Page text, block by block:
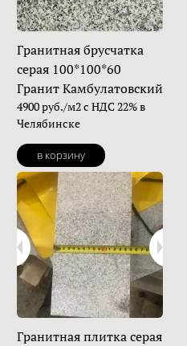
Гранитная брусчатка
серая 100*100*60
Гранит Камбулатовский
4900 руб./м2 с НДС 22% в
Челябинске
в корзину
Гранитная плитка серая